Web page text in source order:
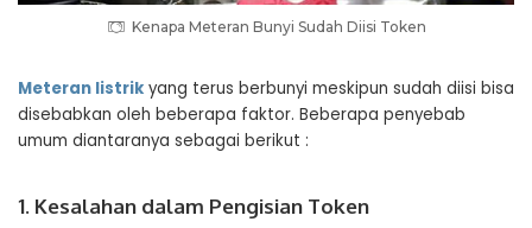
Kenapa Meteran Bunyi Sudah Diisi Token
Meteran listrik yang terus berbunyi meskipun sudah diisi bisa
disebabkan oleh beberapa faktor. Beberapa penyebab
umum diantaranya sebagai berikut :
1. Kesalahan dalam Pengisian Token